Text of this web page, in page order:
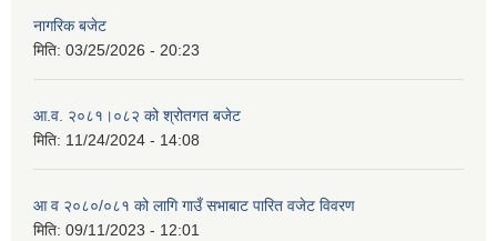
नागरिक बजेट
मिति: 03/25/2026 - 20:23
आ.व. २०८१।०८२ को श्रोतगत बजेट
मिति: 11/24/2024 - 14:08
आ व २०८०/०८१ को लागि गाउँ सभाबाट पारित वजेट विवरण
मिति: 09/11/2023 - 12:01